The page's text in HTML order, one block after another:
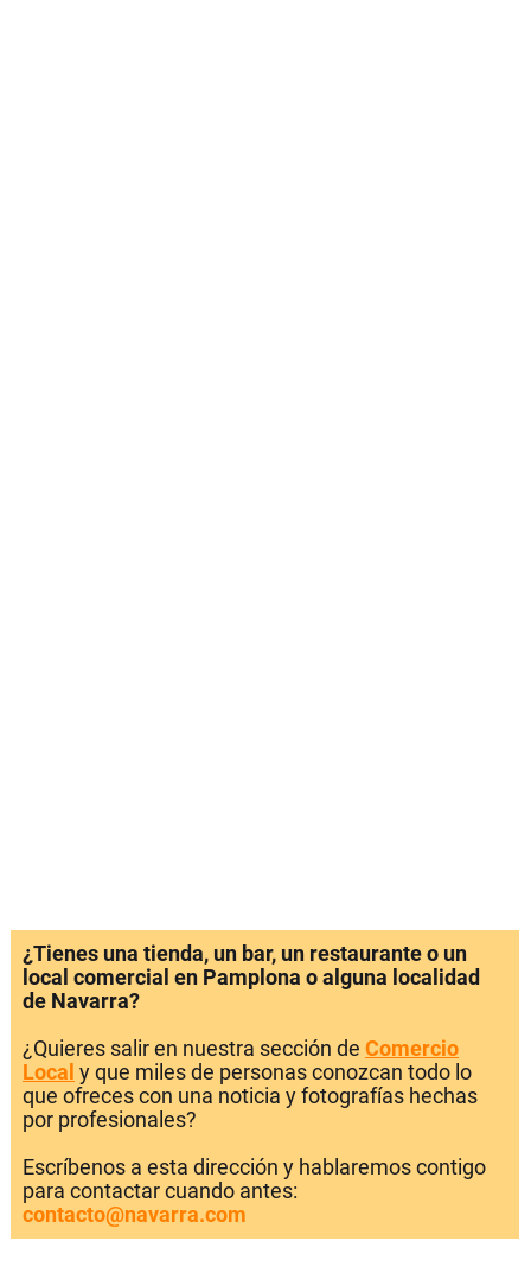
¿Tienes una tienda, un bar, un restaurante o un
local comercial en Pamplona o alguna localidad
de Navarra?
¿Quieres salir en nuestra sección de Comercio
Local y que miles de personas conozcan todo lo
que ofreces con una noticia y fotografías hechas
por profesionales?
Escríbenos a esta dirección y hablaremos contigo
para contactar cuando antes:
contacto@navarra.com